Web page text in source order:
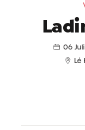
06
Lé